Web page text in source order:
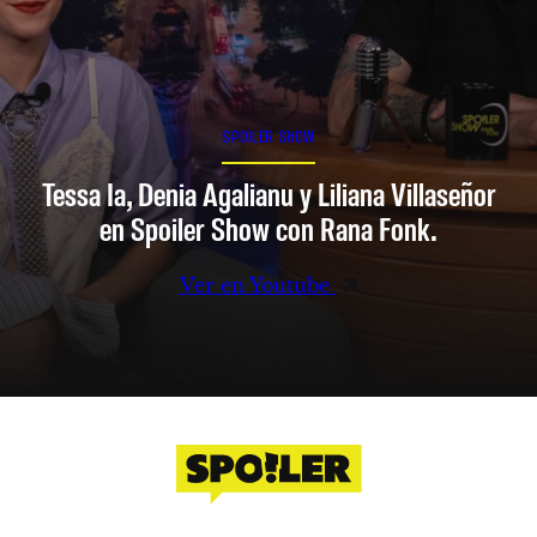
SPOILER SHOW
Tessa Ia, Denia Agalianu y Liliana Villaseñor
en Spoiler Show con Rana Fonk.
Ver en Youtube